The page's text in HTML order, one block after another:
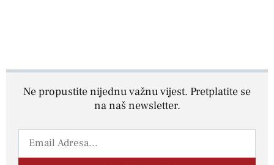
Ne propustite nijednu važnu vijest. Pretplatite se
na naš newsletter.